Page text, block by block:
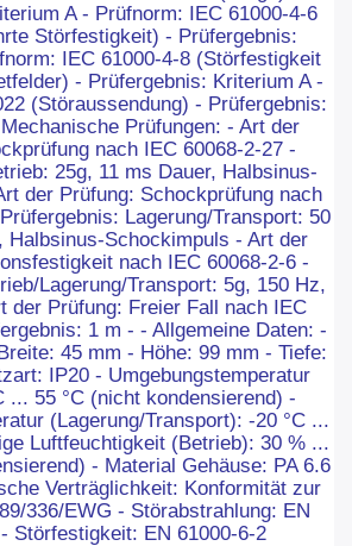
A - Prüfnorm: IEC 61000-4-6
Störfestigkeit) - Prüfergebnis:
IEC 61000-4-8 (Störfestigkeit
- Prüfergebnis: Kriterium A -
(Störaussendung) - Prüfergebnis:
Prüfungen: - Art der
nach IEC 60068-2-27 -
25g, 11 ms Dauer, Halbsinus-
der Prüfung: Schockprüfung nach
Lagerung/Transport: 50
Halbsinus-Schockimpuls - Art der
nach IEC 60068-2-6 -
Lagerung/Transport: 5g, 150 Hz,
der Prüfung: Freier Fall nach IEC
1 m - - Allgemeine Daten: -
45 mm - Höhe: 99 mm - Tiefe:
IP20 - Umgebungstemperatur
... 55 °C (nicht kondensierend) -
(Lagerung/Transport): -20 °C ...
Luftfeuchtigkeit (Betrieb): 30 % ...
- Material Gehäuse: PA 6.6
Verträglichkeit: Konformität zur
336/EWG - Störabstrahlung: EN
Störfestigkeit: EN 61000-6-2